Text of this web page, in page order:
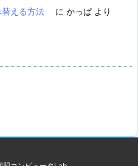
える方法
に かっぱ より